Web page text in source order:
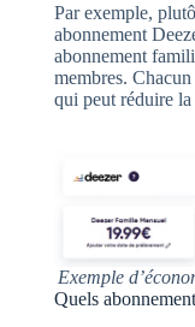
Par exemple,
abonnement
abonnement
membres.
qui peut réduire
Exemple
Quels